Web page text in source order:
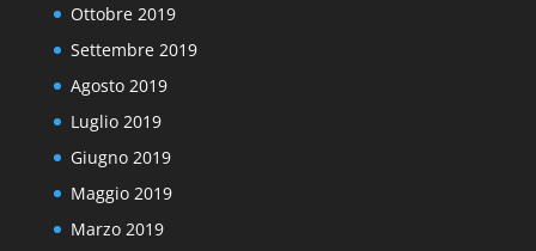
Ottobre 2019
Settembre 2019
Agosto 2019
Luglio 2019
Giugno 2019
Maggio 2019
Marzo 2019